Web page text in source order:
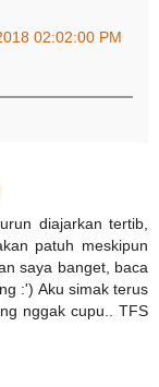
02:02:00 PM
diajarkan tertib,
patuh meskipun
saya banget, baca
:') Aku simak terus
nggak cupu.. TFS